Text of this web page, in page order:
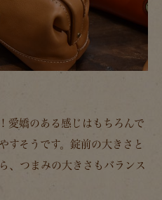
愛嬌のある感じはもちろんで
すそうです。錠前の大きさと
、つまみの大きさもバランス